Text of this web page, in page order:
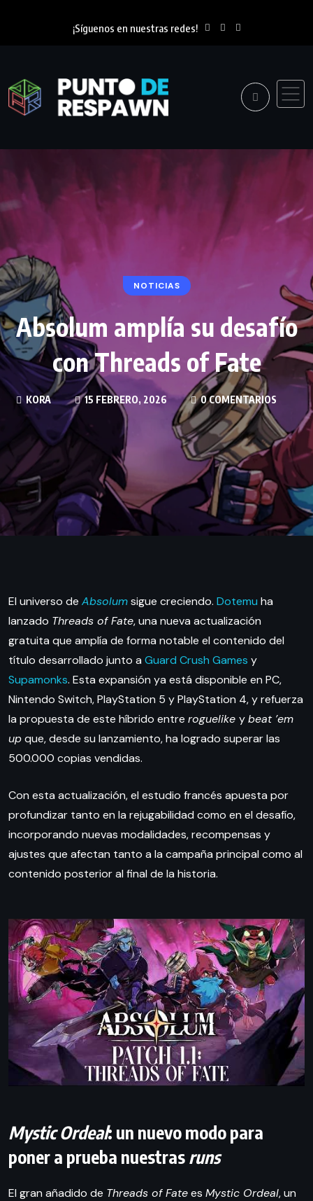
¡Síguenos en nuestras redes!
NOTICIAS
Absolum amplía su desafío
con Threads of Fate
KORA 15 FEBRERO, 2026 0 COMENTARIOS
El universo de Absolumsigue creciendo. Dotemu ha
lanzado Threads of Fate, una nueva actualización
gratuita que amplía de forma notable el contenido del
título desarrollado junto a Guard Crush Games y
Supamonks. Esta expansión ya está disponible en PC,
Nintendo Switch, PlayStation 5 y PlayStation 4, y refuerza
la propuesta de este híbrido entre roguelike ybeat ’em
upque, desde su lanzamiento, ha logrado superar las
500.000 copias vendidas.
Con esta actualización, el estudio francés apuesta por
profundizar tanto en la rejugabilidad como en el desafío,
incorporando nuevas modalidades, recompensas y
ajustes que afectan tanto a la campaña principal como al
contenido posterior al final de la historia.
Mystic Ordeal: un nuevo modo para
poner a prueba nuestrasruns
El gran añadido de Threads of Fatees Mystic Ordeal, un